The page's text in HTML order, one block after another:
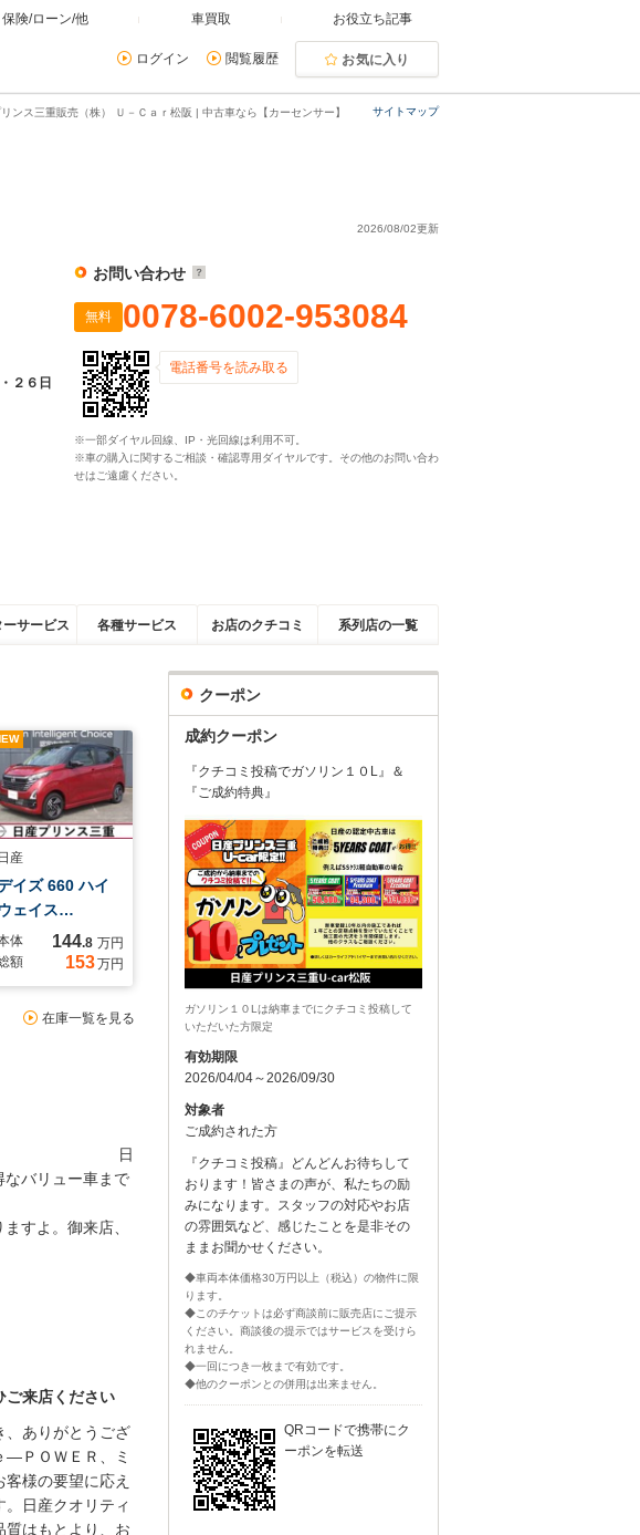
保険/ローン/他 車買取 お役立ち記事
ログイン 閲覧履歴 お気に入り
サイトマップ
ンス三重販売（株） Ｕ－Ｃａｒ松阪 | 中古車なら【カーセンサー】
2026/08/02更新
２６日
お問い合わせ
無料 0078-6002-953084
電話番号を読み取る
※一部ダイヤル回線、IP・光回線は利用不可。
※車の購入に関するご相談・確認専用ダイヤルです。その他のお問い合わ
せはご遠慮ください。
ーサービス 各種サービス お店のクチコミ 系列店の一覧
日産
イズ 660 ハイ
ェイス…
体 144.8 万円
額
153万円
在庫一覧を見る
い！ 日
なバリュー車まで
すよ。御来店、
ご来店ください
ありがとうござ
―ＰＯＷＥＲ、ミ
様の要望に応え
日産クオリティ
質はもとより、お
クーポン
成約クーポン
『クチコミ投稿でガソリン１０L』＆
『ご成約特典』
ガソリン１０Lは納車までにクチコミ投稿して
いただいた方限定
有効期限
2026/04/04～2026/09/30
対象者
ご成約された方
『クチコミ投稿』どんどんお待ちして
おります！皆さまの声が、私たちの励
みになります。スタッフの対応やお店
の雰囲気など、感じたことを是非その
ままお聞かせください。
◆車両本体価格30万円以上（税込）の物件に限
ります。
◆このチケットは必ず商談前に販売店にご提示
ください。商談後の提示ではサービスを受けら
れません。
◆一回につき一枚まで有効です。
◆他のクーポンとの併用は出来ません。
QRコードで携帯にク
ーポンを転送